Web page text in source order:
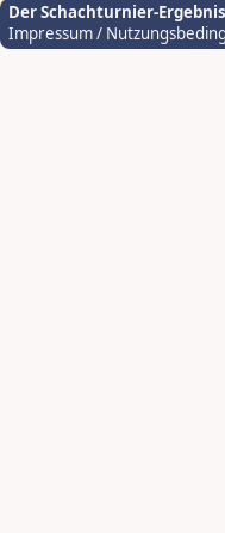
Der Schachturnier-
Impressum /